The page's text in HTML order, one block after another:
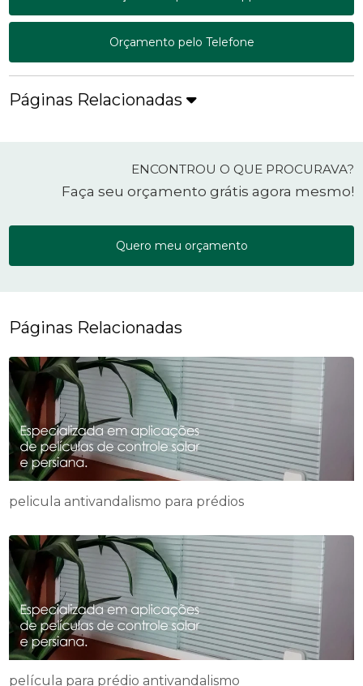
Orçamento pelo Telefone
Páginas Relacionadas
ENCONTROU O QUE PROCURAVA?
Faça seu orçamento grátis agora mesmo!
Quero meu orçamento
Páginas Relacionadas
pelicula antivandalismo para prédios
película para prédio antivandalismo